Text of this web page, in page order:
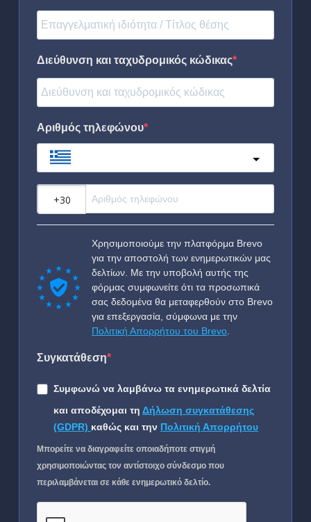
Διεύθυνση και ταχυδρομικός κώδικας
Αριθμός τηλεφώνου
Χρησιμοποιούμε την πλατφόρμα Brevo
για την αποστολή των ενημερωτικών μας
δελτίων. Με την υποβολή αυτής της
φόρμας συμφωνείτε ότι τα προσωπικά
σας δεδομένα θα μεταφερθούν στο Brevo
για επεξεργασία, σύμφωνα με την
Πολιτική Απορρήτου του Brevo
Συγκατάθεση
Συμφωνώ να λαμβάνω τα ενημερωτικά δελτία
και αποδέχομαι τη Δήλωση συγκατάθεσης
(GDPR) καθώς και την Πολιτική Απορρήτου
Μπορείτε να διαγραφείτε οποιαδήποτε στιγμή
χρησιμοποιώντας τον αντίστοιχο σύνδεσμο που
περιλαμβάνεται σε κάθε ενημερωτικό δελτίο.